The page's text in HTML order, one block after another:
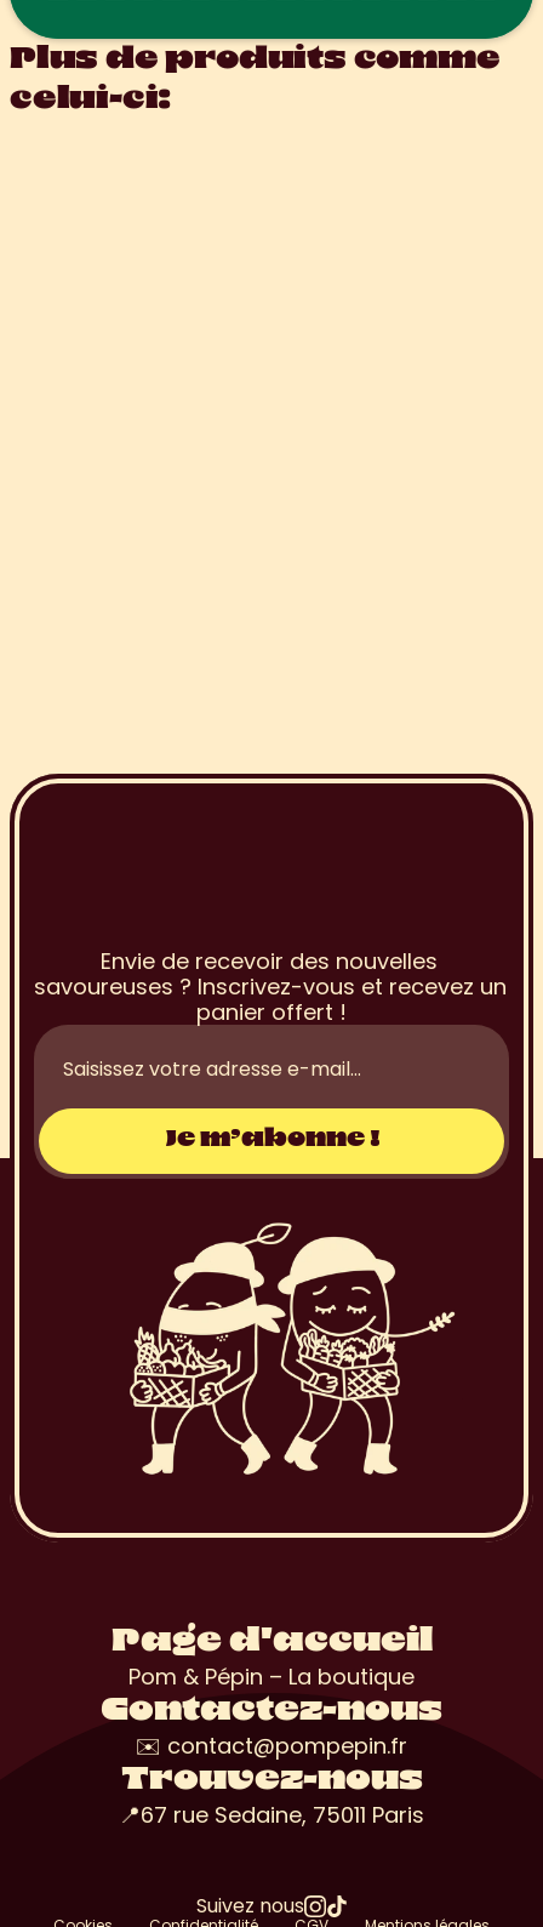
Plus de produits comme
celui-ci:
la Newslette
Envie de recevoir des nouvelles
savoureuses ? Inscrivez-vous et recevez un
panier offert !
Page d'accueil
Pom & Pépin – La boutique
Contactez-nous
✉️ contact@pompepin.fr
Trouvez-nous
📍67 rue Sedaine, 75011 Paris
Suivez nous